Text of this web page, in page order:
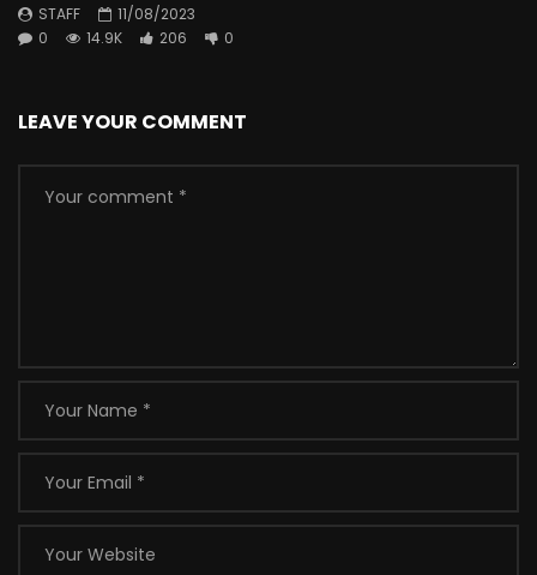
STAFF
11/08/2023
0
14.9K 206 0
LEAVE YOUR COMMENT